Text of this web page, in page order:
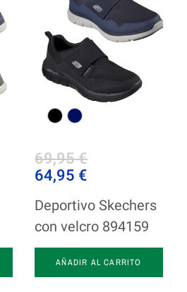
69,95 €
64,95 €
Deportivo Skechers
con velcro 894159
AÑADIR AL CARRITO